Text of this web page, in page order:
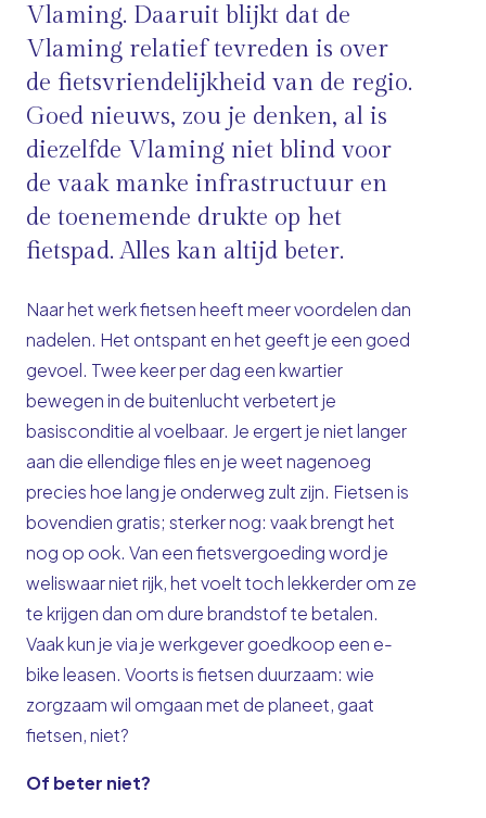
Vlaming. Daaruit blijkt dat de
Vlaming relatief tevreden is over
de fietsvriendelijkheid van de regio.
Goed nieuws, zou je denken, al is
diezelfde Vlaming niet blind voor
de vaak manke infrastructuur en
de toenemende drukte op het
fietspad. Alles kan altijd beter.
Naar het werk fietsen heeft meer voordelen dan
nadelen. Het ontspant en het geeft je een goed
gevoel. Twee keer per dag een kwartier
bewegen in de buitenlucht verbetert je
basisconditie al voelbaar. Je ergert je niet langer
aan die ellendige files en je weet nagenoeg
precies hoe lang je onderweg zult zijn. Fietsen is
bovendien gratis; sterker nog: vaak brengt het
nog op ook. Van een fietsvergoeding word je
weliswaar niet rijk, het voelt toch lekkerder om ze
te krijgen dan om dure brandstof te betalen.
Vaak kun je via je werkgever goedkoop een e-
bike leasen. Voorts is fietsen duurzaam: wie
zorgzaam wil omgaan met de planeet, gaat
fietsen, niet?
Of beter niet?